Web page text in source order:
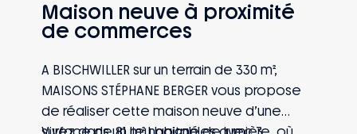
Maison neuve à proximité
de commerces
A BISCHWILLER sur un terrain de 330 m²,
MAISONS STÉPHANE BERGER vous propose
de réaliser cette maison neuve d’une